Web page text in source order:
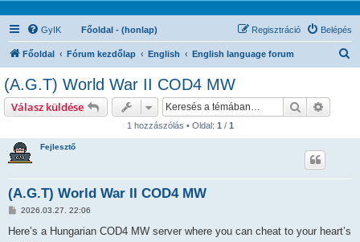
GyIK Főoldal - (honlap) Belépés
Regisztráció
Főoldal Fórum kezdőlap English English language forum
(A.G.T) World War II COD4 MW
Válasz küldése Keresés
1 hozzászólás • Oldal: 1 / 1
Fejlesztő
(A.G.T) World War II COD4 MW
H
z
2026.03.27. 22:06
Here’s a Hungarian COD4 MW server where you can cheat to your heart’s